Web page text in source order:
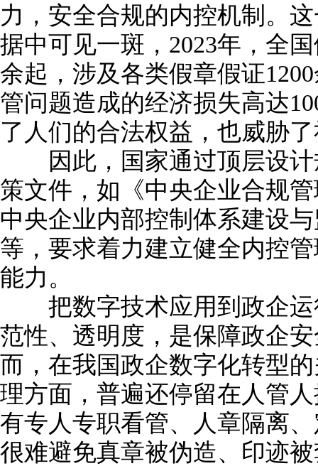
力，安全合规的内控机制。
据中可见一斑，2023年，全
余起，涉及各类假章假证
管问题造成的经济损失高达
了人们的合法权益，也威胁
因此，国家通过顶层设计
策文件，如《中央企业合规
中央企业内部控制体系建设
等，要求着力建立健全内控
能力。
把数字技术应用到政企运
范性、透明度，是保障政企
而，在我国政企数字化转型
理方面，普遍还停留在人管
有专人专职看管、人章隔离
很难避免真章被伪造、印迹